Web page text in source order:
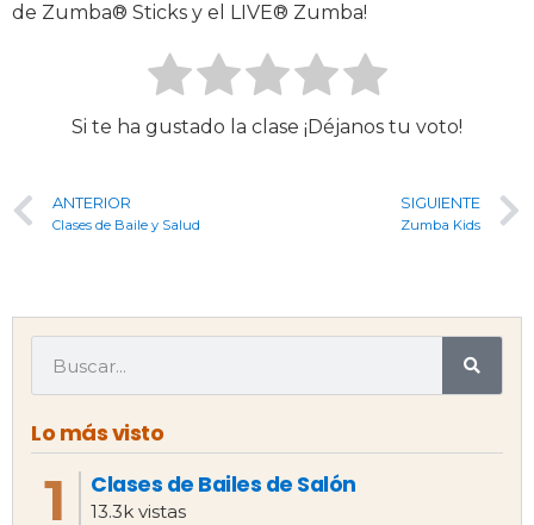
de Zumba® Sticks y el LIVE® Zumba!
Si te ha gustado la clase ¡Déjanos tu voto!
ANTERIOR
Clases de Baile y Salud
SIGUIENTE
Zumba Kids
Lo más visto
Clases de Bailes de Salón
13.3k vistas